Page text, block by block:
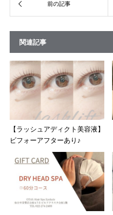
関連記事
【ラッシュアディクト美容液】
ビフォーアフターあり♪